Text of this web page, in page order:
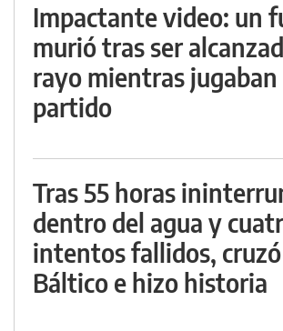
Impactante video: un
murió tras ser
rayo mientras jugaban
partido
Tras 55 horas
dentro del agua y
intentos fallidos,
Báltico e hizo historia